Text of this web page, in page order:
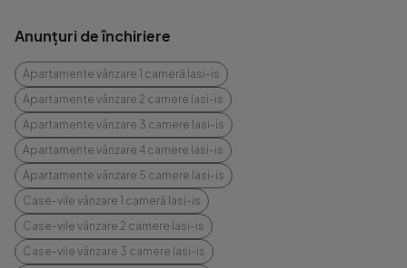
Anunțuri de închiriere
Apartamente vânzare 1 cameră Iasi-is
Apartamente vânzare 2 camere Iasi-is
Apartamente vânzare 3 camere Iasi-is
Apartamente vânzare 4 camere Iasi-is
Apartamente vânzare 5 camere Iasi-is
Case-vile vânzare 1 cameră Iasi-is
Case-vile vânzare 2 camere Iasi-is
Case-vile vânzare 3 camere Iasi-is